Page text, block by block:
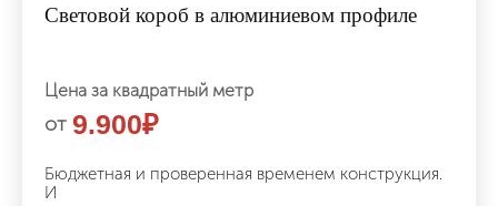
Световой короб в алюминиевом профиле
Цена за квадратный метр
от 9.900₽
Бюджетная и проверенная временем конструкция.
И